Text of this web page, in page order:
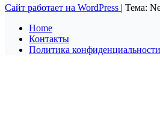
Сайт работает на WordPress | Тема:
Home
Контакты
Политика конфиденциальности